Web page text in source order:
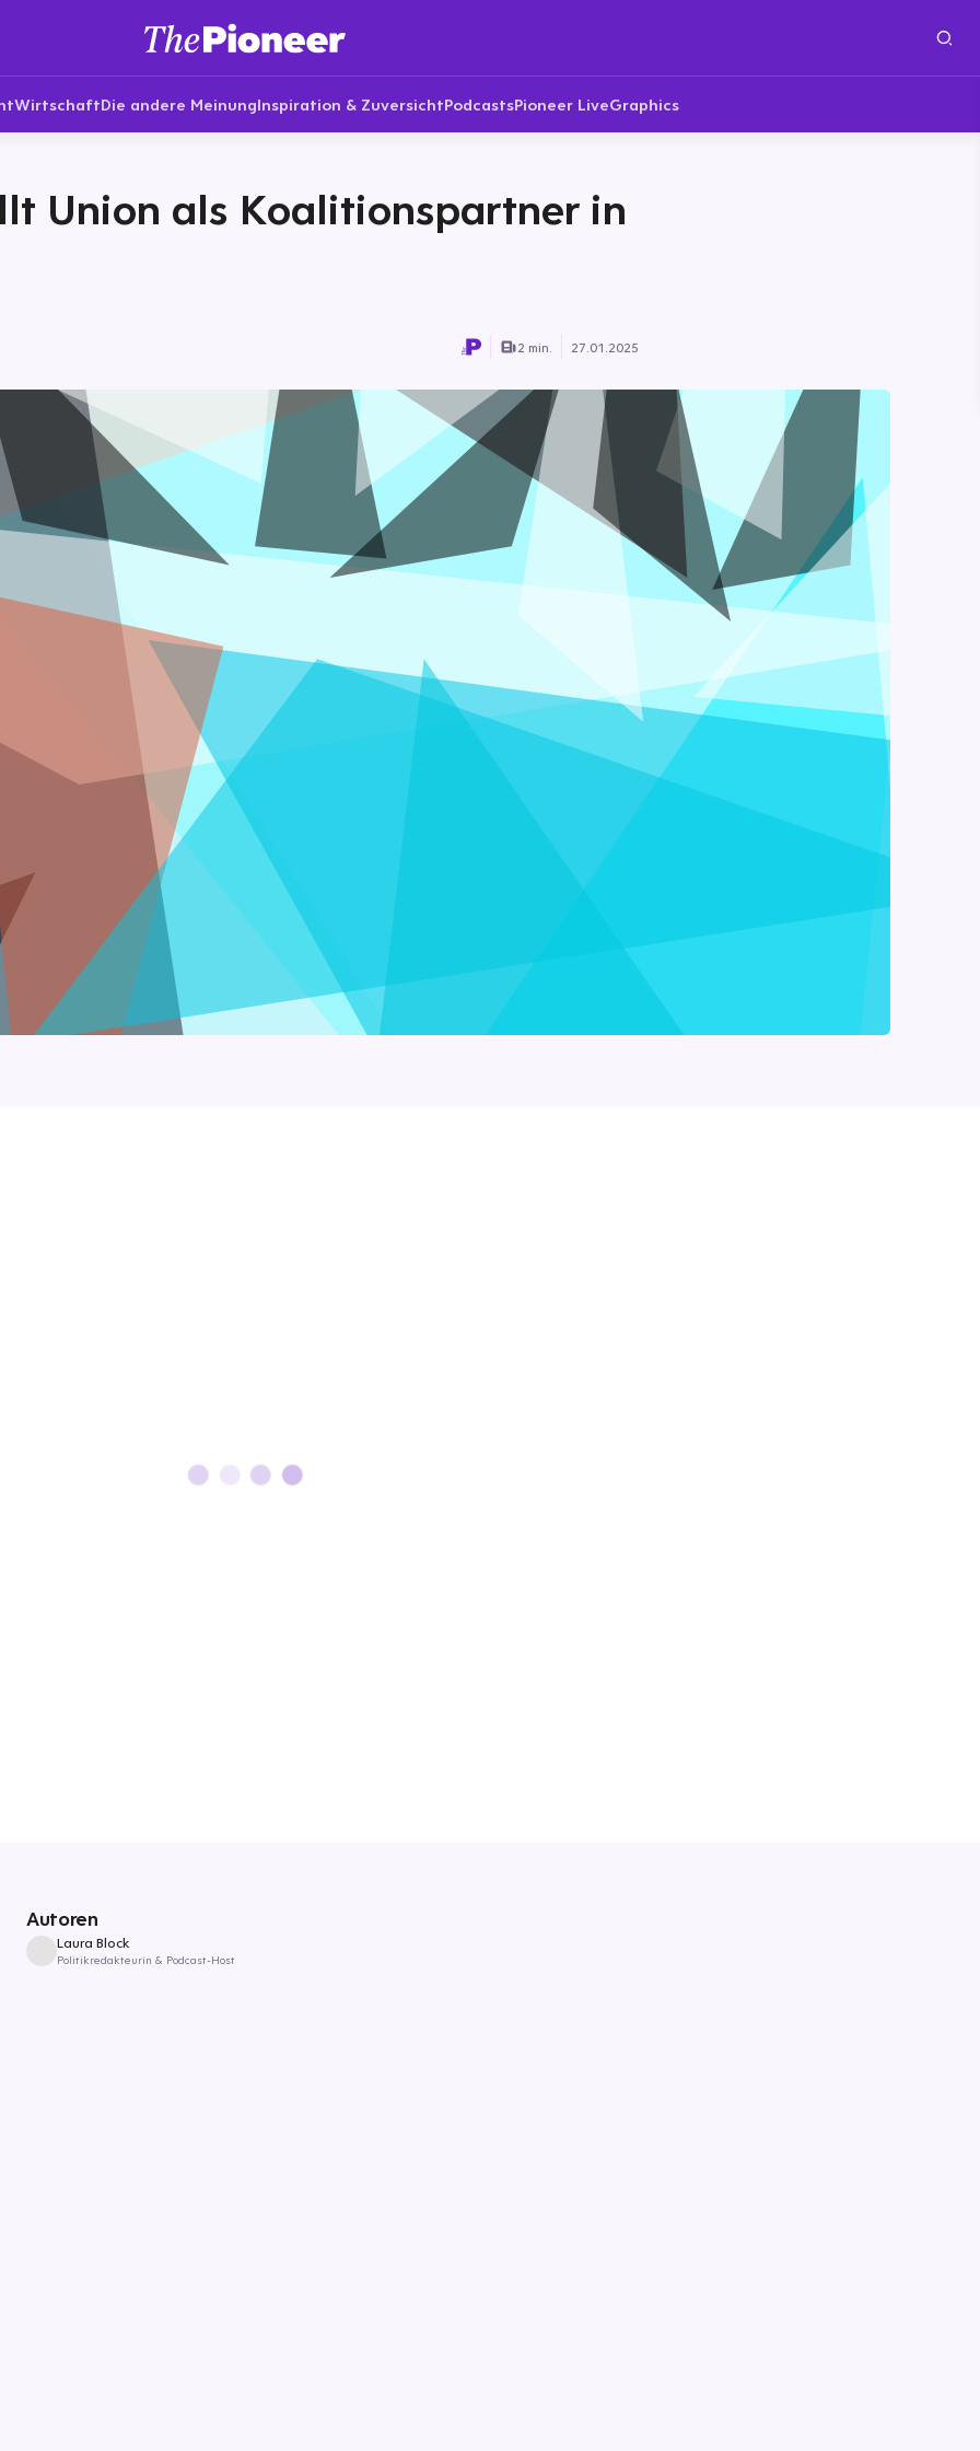
WirtschaftDie andere MeinungInspiration & ZuversichtPodcastsPioneer LiveGraphics
Union als Koalitionspartner in
2 min. 27.01.2025
Autoren
Laura Block
Politikredakteurin & Podcast-Host